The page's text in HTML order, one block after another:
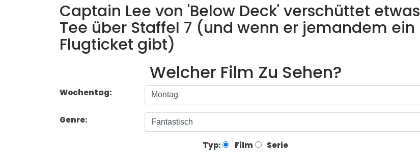
Captain Lee von 'Below Deck' verschüttet etwas
Tee über Staffel 7 (und wenn er jemandem ein
Flugticket gibt)
Welcher Film Zu Sehen?
Wochentag:
Genre:
Typ: Film Serie